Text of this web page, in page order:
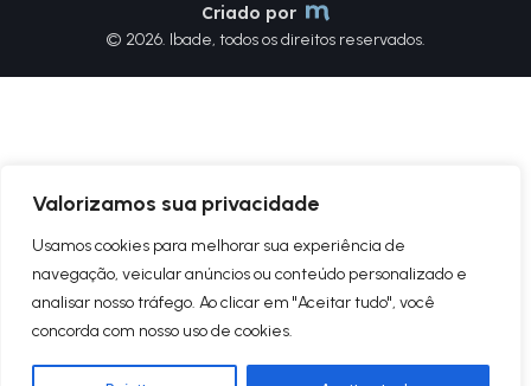
Valorizamos sua privacidade
Usamos cookies para melhorar sua experiência de
navegação, veicular anúncios ou conteúdo personalizado e
analisar nosso tráfego. Ao clicar em "Aceitar tudo", você
concorda com nosso uso de cookies.
© 2026. Ibade, todos os direitos reservados.
Criado por